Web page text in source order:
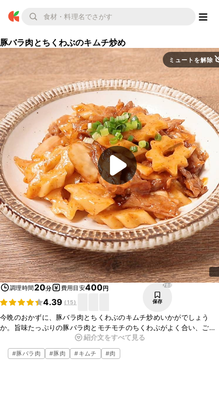
豚バラ肉とちくわぶのキムチ炒め
ミュートを解除
調理時間 20分 費用目安400円
4.39 (15)
788
保存
今晩のおかずに、豚バラ肉とちくわぶのキムチ炒めいかがでしょう
か。旨味たっぷりの豚バラ肉とモチモチのちくわぶがよく合い、ごは
んにぴったりのおかずになりますよ。お酒のおつまみにも最適なの
で、ぜひお試しくださいね。
紹介文をすべて見る
#豚バラ肉 #豚肉 #キムチ #肉